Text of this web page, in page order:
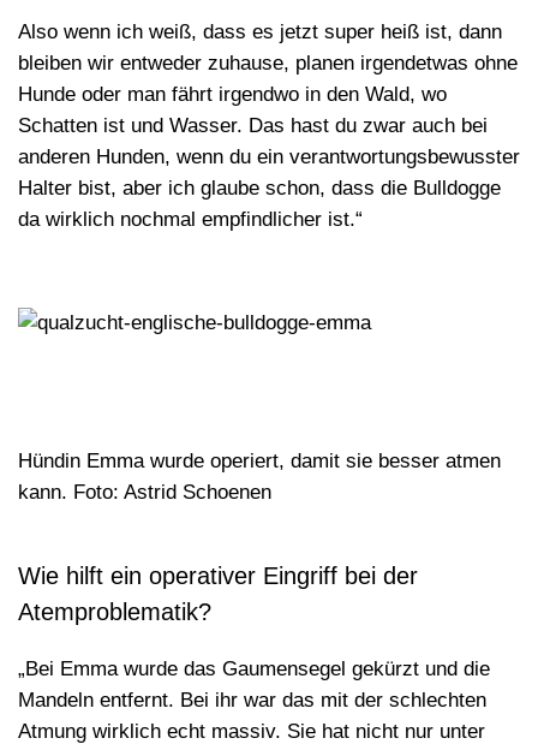
Also wenn ich weiß, dass es jetzt super heiß ist, dann
bleiben wir entweder zuhause, planen irgendetwas ohne
Hunde oder man fährt irgendwo in den Wald, wo
Schatten ist und Wasser. Das hast du zwar auch bei
anderen Hunden, wenn du ein verantwortungsbewusster
Halter bist, aber ich glaube schon, dass die Bulldogge
da wirklich nochmal empfindlicher ist.“
Hündin Emma wurde operiert, damit sie besser atmen
kann. Foto: Astrid Schoenen
Wie hilft ein operativer Eingriff bei der
Atemproblematik?
„Bei Emma wurde das Gaumensegel gekürzt und die
Mandeln entfernt. Bei ihr war das mit der schlechten
Atmung wirklich echt massiv. Sie hat nicht nur unter